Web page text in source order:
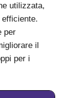
utilizzata,
per
il
per i